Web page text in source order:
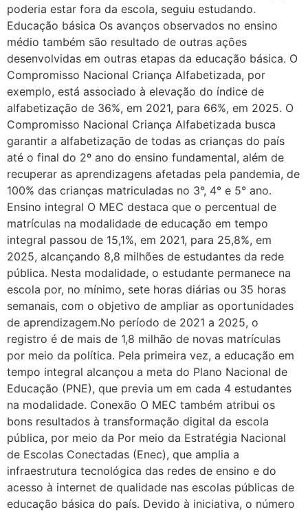
poderia estar fora da escola, seguiu estudando.
Educação básica Os avanços observados no ensino
médio também são resultado de outras ações
desenvolvidas em outras etapas da educação básica. O
Compromisso Nacional Criança Alfabetizada, por
exemplo, está associado à elevação do índice de
alfabetização de 36%, em 2021, para 66%, em 2025. O
Compromisso Nacional Criança Alfabetizada busca
garantir a alfabetização de todas as crianças do país
até o final do 2º ano do ensino fundamental, além de
recuperar as aprendizagens afetadas pela pandemia, de
100% das crianças matriculadas no 3°, 4° e 5° ano.
Ensino integral O MEC destaca que o percentual de
matrículas na modalidade de educação em tempo
integral passou de 15,1%, em 2021, para 25,8%, em
2025, alcançando 8,8 milhões de estudantes da rede
pública. Nesta modalidade, o estudante permanece na
escola por, no mínimo, sete horas diárias ou 35 horas
semanais, com o objetivo de ampliar as oportunidades
de aprendizagem.No período de 2021 a 2025, o
registro é de mais de 1,8 milhão de novas matrículas
por meio da política. Pela primeira vez, a educação em
tempo integral alcançou a meta do Plano Nacional de
Educação (PNE), que previa um em cada 4 estudantes
na modalidade. Conexão O MEC também atribui os
bons resultados à transformação digital da escola
pública, por meio da Por meio da Estratégia Nacional
de Escolas Conectadas (Enec), que amplia a
infraestrutura tecnológica das redes de ensino e do
acesso à internet de qualidade nas escolas públicas de
educação básica do país. Devido à iniciativa, o número